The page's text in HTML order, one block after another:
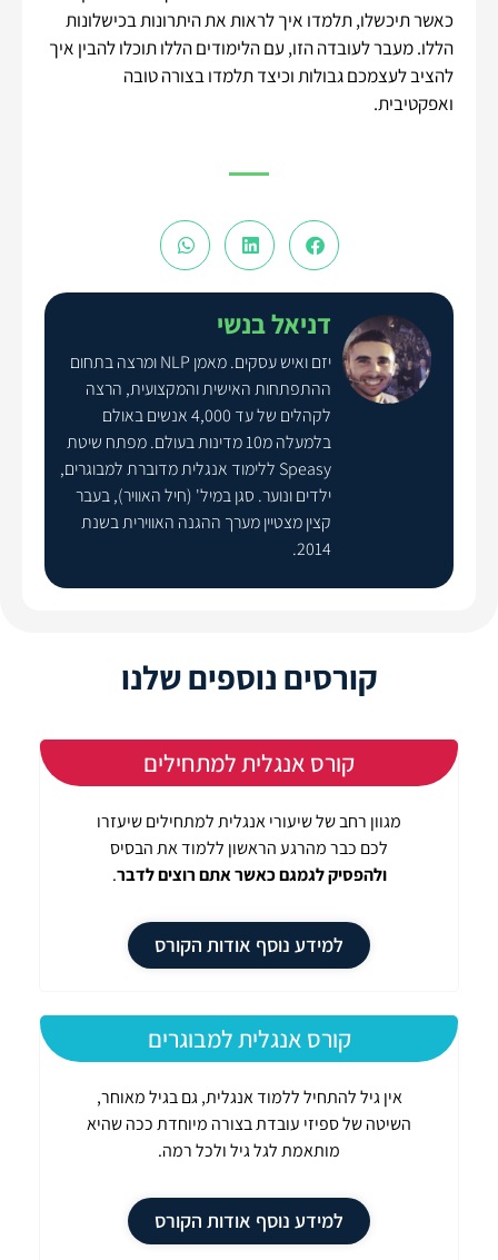
כאשר תיכשלו, תלמדו איך לראות את היתרונות בכישלונות
הללו. מעבר לעובדה הזו, עם הלימודים הללו תוכלו להבין איך
להציב לעצמכם גבולות וכיצד תלמדו בצורה טובה
ואפקטיבית.
דניאל בנשי
יזם ואיש עסקים. מאמן NLP ומרצה בתחום
ההתפתחות האישית והמקצועית, הרצה
לקהלים של עד 4,000 אנשים באולם
בלמעלה מ10 מדינות בעולם. מפתח שיטת
Speasy ללימוד אנגלית מדוברת למבוגרים,
ילדים ונוער. סגן במיל' (חיל האוויר), בעבר
קצין מצטיין מערך ההגנה האווירית בשנת
2014.
קורסים נוספים שלנו
קורס אנגלית למתחילים
מגוון רחב של שיעורי אנגלית למתחילים שיעזרו
לכם כבר מהרגע הראשון ללמוד את הבסיס
ולהפסיק לגמגם כאשר אתם רוצים לדבר.
למידע נוסף אודות הקורס
קורס אנגלית למבוגרים
אין גיל להתחיל ללמוד אנגלית, גם בגיל מאוחר,
השיטה של ספיזי עובדת בצורה מיוחדת ככה שהיא
מותאמת לגל גיל ולכל רמה.
למידע נוסף אודות הקורס